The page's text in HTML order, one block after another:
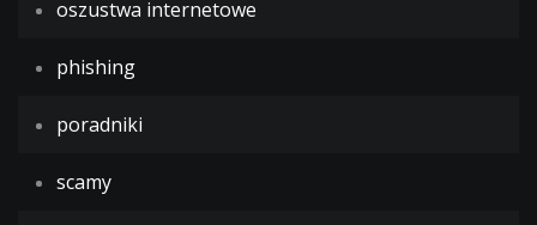
oszustwa internetowe
phishing
poradniki
scamy